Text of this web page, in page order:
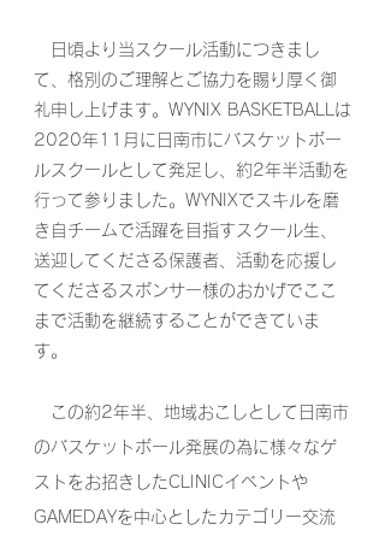
日頃より当スクール活動につきまし
て、格別のご理解とご協力を賜り厚く御
礼申し上げます。WYNIX BASKETBALLは
2020年11月に日南市にバスケットボー
ルスクールとして発足し、約2年半活動を
行って参りました。WYNIXでスキルを磨
き自チームで活躍を目指すスクール生、
送迎してくださる保護者、活動を応援し
てくださるスポンサー様のおかげでここ
まで活動を継続することができていま
す。
この約2年半、地域おこしとして日南市
のバスケットボール発展の為に様々なゲ
ストをお招きしたCLINICイベントや
GAMEDAYを中心としたカテゴリー交流